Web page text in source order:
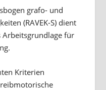
grafo- und
(RAVEK-S) dient
für
Kriterien